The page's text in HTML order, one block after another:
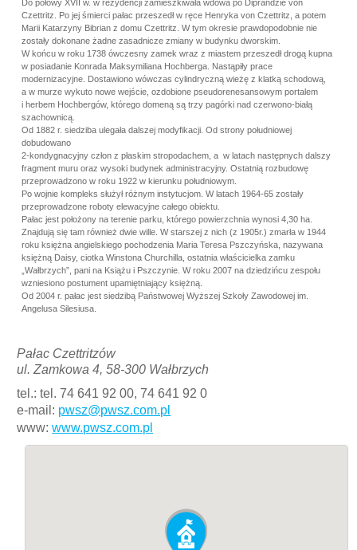
Do połowy XVII w. w rezydencji zamieszkiwała wdowa po Diprandzie von
Czettritz. Po jej śmierci pałac przeszedł w ręce Henryka von Czettritz, a potem
Marii Katarzyny Bibrian z domu Czettritz. W tym okresie prawdopodobnie nie
zostały dokonane żadne zasadnicze zmiany w budynku dworskim.
W końcu w roku 1738 ówczesny zamek wraz z miastem przeszedł drogą kupna
w posiadanie Konrada Maksymiliana Hochberga. Nastąpiły prace
modernizacyjne. Dostawiono wówczas cylindryczną wieżę z klatką schodową,
a w murze wykuto nowe wejście, ozdobione pseudorenesansowym portalem
i herbem Hochbergów, którego domeną są trzy pagórki nad czerwono-białą
szachownicą.
Od 1882 r. siedziba ulegała dalszej modyfikacji. Od strony południowej
dobudowano
2-kondygnacyjny człon z płaskim stropodachem, a w latach następnych dalszy
fragment muru oraz wysoki budynek administracyjny. Ostatnią rozbudowę
przeprowadzono w roku 1922 w kierunku południowym.
Po wojnie kompleks służył różnym instytucjom. W latach 1964-65 zostały
przeprowadzone roboty elewacyjne całego obiektu.
Pałac jest położony na terenie parku, którego powierzchnia wynosi 4,30 ha.
Znajdują się tam również dwie wille. W starszej z nich (z 1905r.) zmarła w 1944
roku księżna angielskiego pochodzenia Maria Teresa Pszczyńska, nazywana
księżną Daisy, ciotka Winstona Churchilla, ostatnia właścicielka zamku
„Wałbrzych”, pani na Książu i Pszczynie. W roku 2007 na dziedzińcu zespołu
wzniesiono postument upamiętniający księżną.
Od 2004 r. pałac jest siedzibą Państwowej Wyższej Szkoły Zawodowej im.
Angelusa Silesiusa.
Pałac Czettritzów
ul. Zamkowa 4, 58-300 Wałbrzych
tel.: tel. 74 641 92 00, 74 641 92 0
e-mail: pwsz@pwsz.com.pl
www:www.pwsz.com.pl